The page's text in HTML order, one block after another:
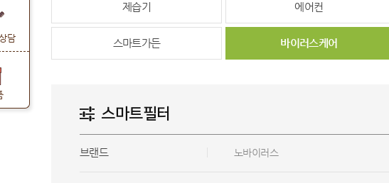
담
제습기 에어컨
스마트가든 바이러스케어
스마트필터
브랜드 노바이러스